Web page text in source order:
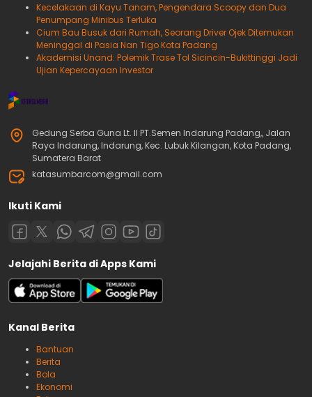
Kecelakaan di Kayu Tanam, Pengendara Scoopy dan Dua
Penumpang Minibus Terluka
Cium Bau Busuk dari Rumah, Seorang Driver Ojek Ditemukan
Meninggal di Pasia Nan Tigo Kota Padang
Akademisi Unand: Polemik Trase Tol Sicincin-Bukittinggi Jadi
Ujian Kepercayaan Investor
Gedung Serba Guna Lt. II PT.Semen Indarung Padang,, Jalan
Raya Indarung, Indarung, Kec. Lubuk Kilangan, Kota Padang,
Sumatera Barat
katasumbarcom@gmail.com
Ikuti Kami
Jelajahi Berita di Apps Kami
Kanal Berita
Bantuan
Berita
Bola
Ekonomi